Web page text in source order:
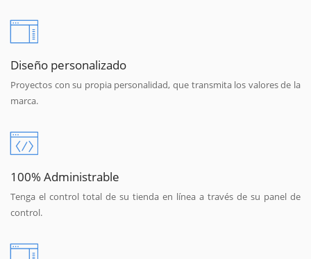
Diseño personalizado
Proyectos con su propia personalidad, que transmita los valores de la
marca.
100% Administrable
Tenga el control total de su tienda en línea a través de su panel de
control.